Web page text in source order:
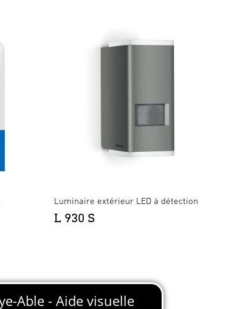
Luminaire extérieur LED à détection
L 930 S